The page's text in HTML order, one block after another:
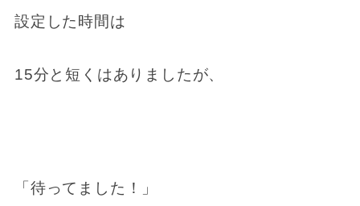
設定した時間は
15分と短くはありましたが、
「待ってました！」